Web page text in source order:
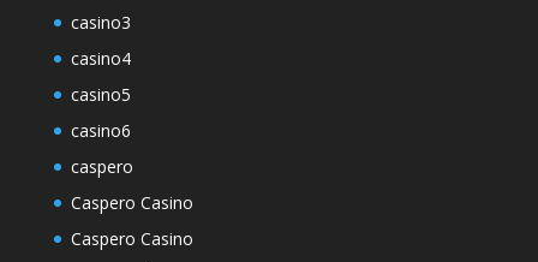
casino3
casino4
casino5
casino6
caspero
Caspero Casino
Caspero Casino